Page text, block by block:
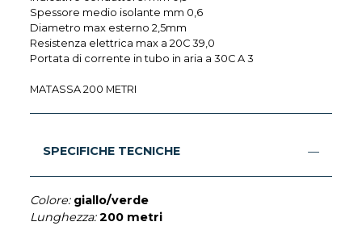
Spessore medio isolante mm 0,6
Diametro max esterno 2,5mm
Resistenza elettrica max a 20C 39,0
Portata di corrente in tubo in aria a 30C A 3
MATASSA 200 METRI
SPECIFICHE TECNICHE
Colore: giallo/verde
Lunghezza: 200 metri